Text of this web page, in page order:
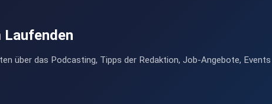
Laufenden
über das Podcasting, Tipps der Redaktion, Job-Angebote, Events